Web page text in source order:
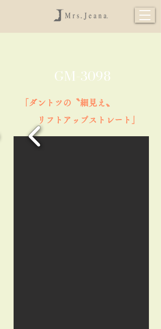
GM-3098
​「ダントツの〝細見え〟
リフトアップストレート」